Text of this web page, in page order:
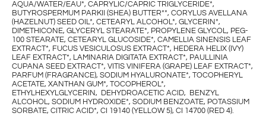
AQUA/WATER/EAU*, CAPRYLIC/CAPRIC TRIGLYCERIDE*,
BUTYROSPERMUM PARKII (SHEA) BUTTER**, CORYLUS AVELLANA
(HAZELNUT) SEED OIL*, CETEARYL ALCOHOL*, GLYCERIN*,
DIMETHICONE, GLYCERYL STEARATE*, PROPYLENE GLYCOL, PEG-
100 STEARATE, CETEARYL GLUCOSIDE*, CAMELLIA SINENSIS LEAF
EXTRACT*, FUCUS VESICULOSUS EXTRACT*, HEDERA HELIX (IVY)
LEAF EXTRACT*, LAMINARIA DIGITATA EXTRACT*, PAULLINIA
CUPANA SEED EXTRACT*, VITIS VINIFERA (GRAPE) LEAF EXTRACT*,
PARFUM (FRAGRANCE), SODIUM HYALURONATE*, TOCOPHERYL
ACETATE, XANTHAN GUM*, TOCOPHEROL*,
ETHYLHEXYLGLYCERIN, DEHYDROACETIC ACID, BENZYL
ALCOHOL, SODIUM HYDROXIDE*, SODIUM BENZOATE, POTASSIUM
SORBATE, CITRIC ACID*, CI 19140 (YELLOW 5), CI 14700 (RED 4).